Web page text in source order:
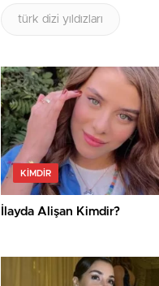
türk dizi yıldızları
KIMDIR
İlayda Alişan Kimdir?